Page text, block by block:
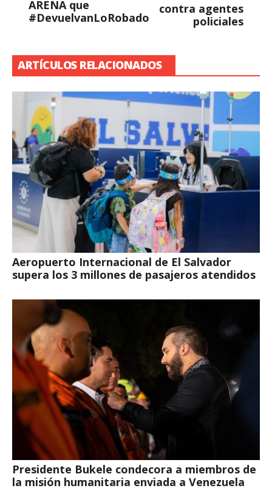
ARENA que
#DevuelvanLoRobado
contra agentes
policiales
ARTÍCULOS RELACIONADOS
Aeropuerto Internacional de El Salvador
supera los 3 millones de pasajeros atendidos
Presidente Bukele condecora a miembros de
la misión humanitaria enviada a Venezuela